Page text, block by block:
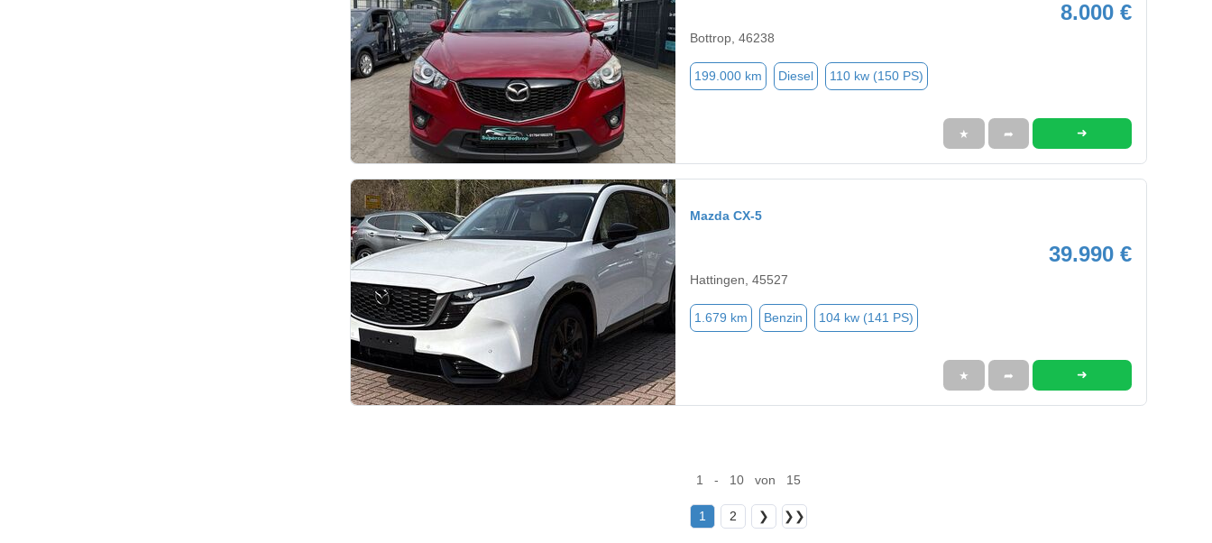
8.000 €
Bottrop, 46238
199.000 km Diesel 110 kw (150 PS)
★ ➦ ➜
Mazda CX-5
39.990 €
Hattingen, 45527
1.679 km Benzin 104 kw (141 PS)
★ ➦ ➜
1 - 10 von 15
1 2 ❯ ❯❯